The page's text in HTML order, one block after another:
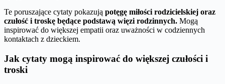
Te poruszające cytaty pokazują potęgę miłości rodzicielskiej oraz
czułość i troskę będące podstawą więzi rodzinnych. Mogą
inspirować do większej empatii oraz uważności w codziennych
kontaktach z dzieckiem.
Jak cytaty mogą inspirować do większej czułości i
troski